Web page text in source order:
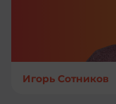
Игорь Сотников